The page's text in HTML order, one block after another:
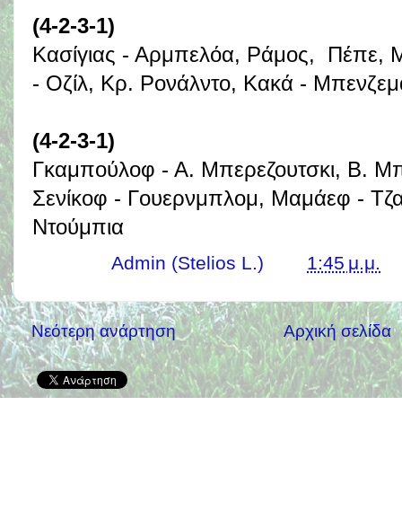
(4-2-3-1)
Κασίγιας - Αρμπελόα, Ράμος, Πέπε,
- Οζίλ, Κρ. Ρονάλντο, Κακά -
(4-2-3-1)
Γκαμπούλοφ - Α. Μπερεζουτσκι, Β.
Σενίκοφ - Γουερνμπλομ, Μαμάεφ -
Ντούμπια
Admin (Stelios L.) 1:45 μ.μ.
Νεότερη ανάρτηση Αρχική σελίδα